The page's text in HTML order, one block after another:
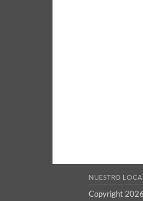
NUESTRO LOCAL
Copyright